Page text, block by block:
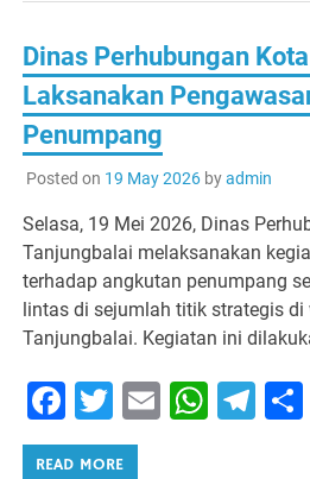
Dinas Perhubungan
Laksanakan
Penumpang
Posted on 19 May 2026byadmin
Selasa, 19 Mei 2026, Dinas
Tanjungbalai melaksanakan
terhadap angkutan penumpang
lintas di sejumlah titik strategis di
Tanjungbalai. Kegiatan ini
Facebook
Twitter
Email
READ MORE